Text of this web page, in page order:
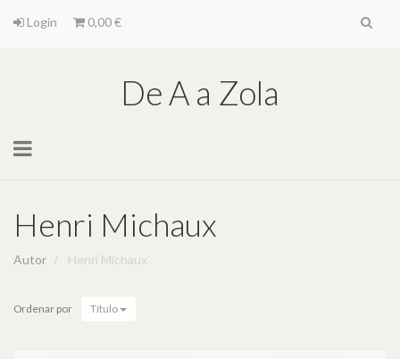
Login 0,00 €
De A a Zola
Toggle
Henri Michaux
Autor Henri Michaux
Ordenar por Título